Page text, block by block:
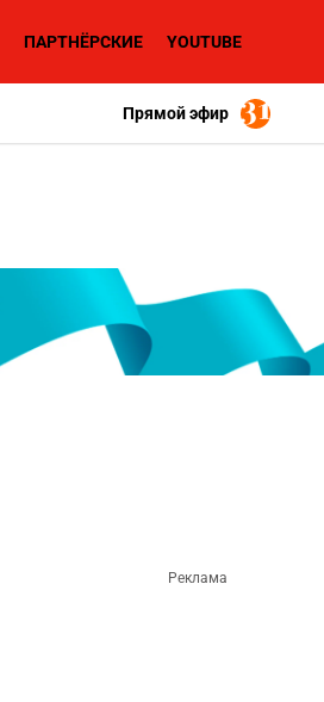
ПАРТНЁРСКИЕ YOUTUBE
Прямой эфир